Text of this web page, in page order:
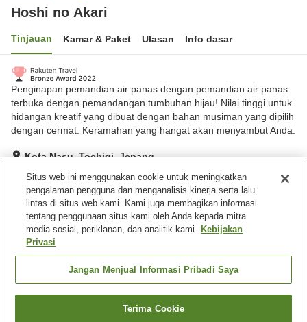
Hoshi no Akari
Tinjauan Kamar & Paket Ulasan Info dasar
Penginapan pemandian air panas dengan pemandian air panas
terbuka dengan pemandangan tumbuhan hijau! Nilai tinggi untuk
hidangan kreatif yang dibuat dengan bahan musiman yang dipilih
dengan cermat. Keramahan yang hangat akan menyambut Anda.
Kota Nasu, Tochigi, Jepang
Lihat di peta
Hebat Ulasan:555
Fasilitas properti
Pemandian udara terbuka
Ruang karaoke
Cari kamar
Situs web ini menggunakan cookie untuk meningkatkan
pengalaman pengguna dan menganalisis kinerja serta lalu
lintas di situs web kami. Kami juga membagikan informasi
tentang penggunaan situs kami oleh Anda kepada mitra
media sosial, periklanan, dan analitik kami. Kebijakan
Privasi
Jangan Menjual Informasi Pribadi Saya
Terima Cookie